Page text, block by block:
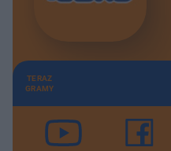
TERAZ
GRAMY